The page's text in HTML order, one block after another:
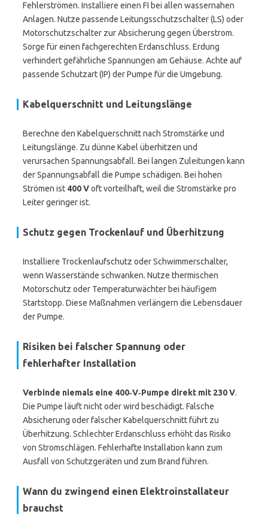
Fehlerströmen. Installiere einen FI bei allen wassernahen
Anlagen. Nutze passende Leitungsschutzschalter (LS) oder
Motorschutzschalter zur Absicherung gegen Überstrom.
Sorge für einen fachgerechten Erdanschluss. Erdung
verhindert gefährliche Spannungen am Gehäuse. Achte auf
passende Schutzart (IP) der Pumpe für die Umgebung.
Kabelquerschnitt und Leitungslänge
Berechne den Kabelquerschnitt nach Stromstärke und
Leitungslänge. Zu dünne Kabel überhitzen und
verursachen Spannungsabfall. Bei langen Zuleitungen kann
der Spannungsabfall die Pumpe schädigen. Bei hohen
Strömen ist 400 Voft vorteilhaft, weil die Stromstärke pro
Leiter geringer ist.
Schutz gegen Trockenlauf und Überhitzung
Installiere Trockenlaufschutz oder Schwimmerschalter,
wenn Wasserstände schwanken. Nutze thermischen
Motorschutz oder Temperaturwächter bei häufigem
Startstopp. Diese Maßnahmen verlängern die Lebensdauer
der Pumpe.
Risiken bei falscher Spannung oder
fehlerhafter Installation
Verbinde niemals eine 400‑V‑Pumpe direkt mit 230 V.
Die Pumpe läuft nicht oder wird beschädigt. Falsche
Absicherung oder falscher Kabelquerschnitt führt zu
Überhitzung. Schlechter Erdanschluss erhöht das Risiko
von Stromschlägen. Fehlerhafte Installation kann zum
Ausfall von Schutzgeräten und zum Brand führen.
Wann du zwingend einen Elektroinstallateur
brauchst